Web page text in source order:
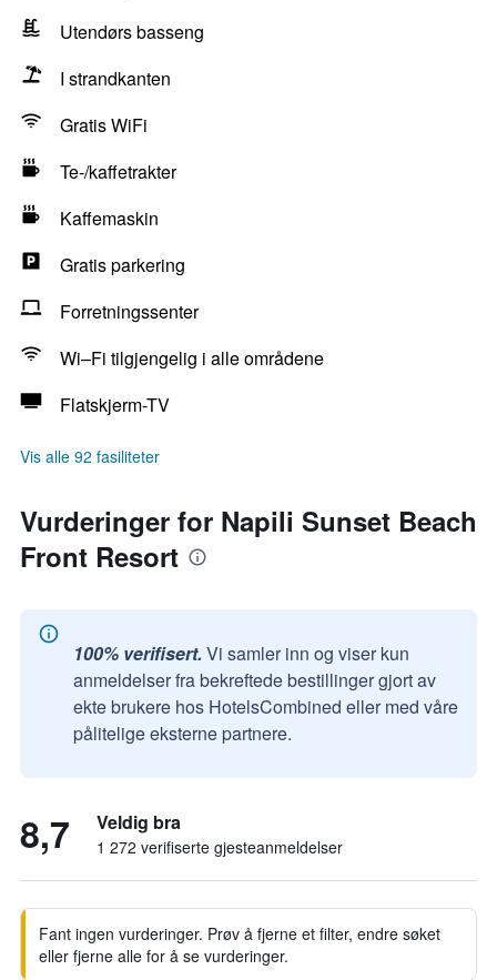
Utendørs basseng
I strandkanten
Gratis WiFi
Te-/kaffetrakter
Kaffemaskin
Gratis parkering
Forretningssenter
Wi–Fi tilgjengelig i alle områdene
Flatskjerm-TV
Vis alle 92 fasiliteter
Vurderinger for Napili Sunset Beach
Front Resort
100% verifisert. Vi samler inn og viser kun
anmeldelser fra bekreftede bestillinger gjort av
ekte brukere hos HotelsCombined eller med våre
pålitelige eksterne partnere.
8,7 Veldig bra
1 272 verifiserte gjesteanmeldelser
Fant ingen vurderinger. Prøv å fjerne et filter, endre søket
eller fjerne alle for å se vurderinger.